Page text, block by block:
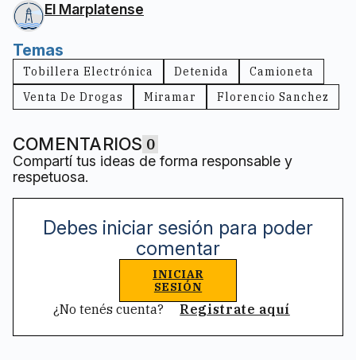
El Marplatense
Temas
Tobillera Electrónica Detenida
Camioneta
Venta De Drogas
Miramar Florencio Sanchez
COMENTARIOS 0
Compartí tus ideas de forma responsable y
respetuosa.
Debes iniciar sesión para poder
comentar
INICIAR
SESIÓN
¿No tenés cuenta? Registrate aquí